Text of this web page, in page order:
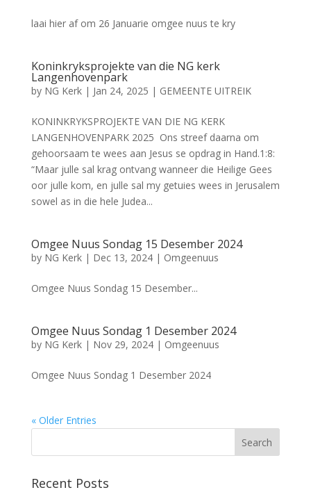
laai hier af om 26 Januarie omgee nuus te kry
Koninkryksprojekte van die NG kerk
Langenhovenpark
by NG Kerk| Jan 24, 2025 | GEMEENTE UITREIK
KONINKRYKSPROJEKTE VAN DIE NG KERK
LANGENHOVENPARK 2025 Ons streef daarna om
gehoorsaam te wees aan Jesus se opdrag in Hand.1:8:
“Maar julle sal krag ontvang wanneer die Heilige Gees
oor julle kom, en julle sal my getuies wees in Jerusalem
sowel as in die hele Judea...
Omgee Nuus Sondag 15 Desember 2024
by NG Kerk| Dec 13, 2024| Omgeenuus
Omgee Nuus Sondag 15 Desember...
Omgee Nuus Sondag 1 Desember 2024
by NG Kerk| Nov 29, 2024| Omgeenuus
Omgee Nuus Sondag 1 Desember 2024
« Older Entries
Recent Posts